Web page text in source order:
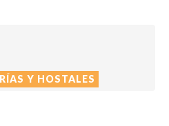
Y HOSTALES